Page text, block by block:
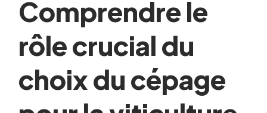
Comprendre le
rôle crucial du
choix du cépage